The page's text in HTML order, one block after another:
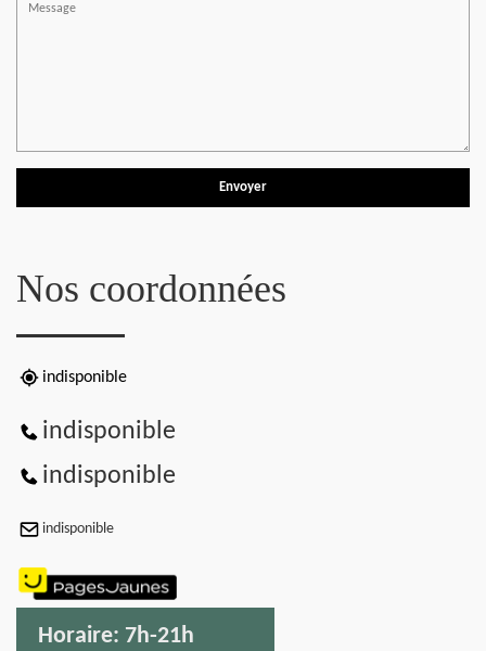
Nos coordonnées
indisponible
indisponible
indisponible
indisponible
Horaire: 7h-21h